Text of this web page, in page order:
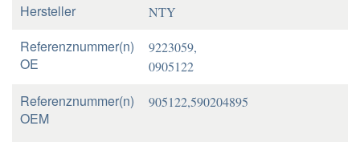
Hersteller NTY
Referenznummer(n)
OE
9223059,
0905122
Referenznummer(n)
OEM
905122,590204895